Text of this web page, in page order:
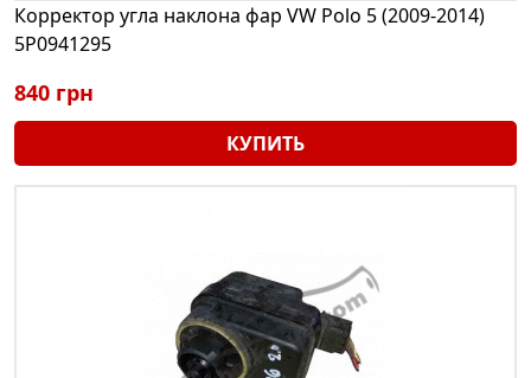
Корректор угла наклона фар VW Polo 5 (2009-2014)
5P0941295
840 грн
КУПИТЬ